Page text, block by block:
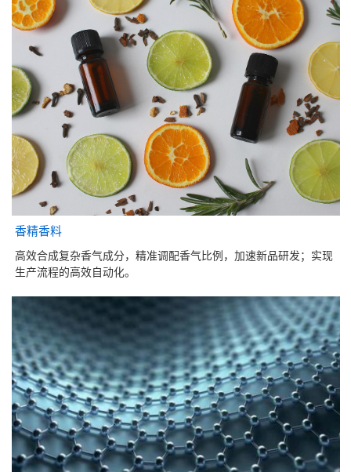
香精香料
高效合成复杂香气成分，精准调配香气比例，加速新品研发；实现
生产流程的高效自动化。